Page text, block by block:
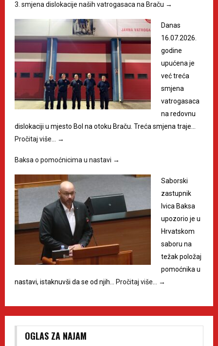
3. smjena dislokacije naših vatrogasaca na Braču →
Danas
16.07.2026.
godine
upućena je
već treća
smjena
vatrogasaca
na redovnu
dislokaciji u mjesto Bol na otoku Braču. Treća smjena traje…
Pročitaj više… →
Baksa o pomoćnicima u nastavi →
Saborski
zastupnik
Ivica Baksa
upozorio je u
Hrvatskom
saboru na
težak položaj
pomoćnika u
nastavi, istaknuvši da se od njih… Pročitaj više… →
OGLAS ZA NAJAM